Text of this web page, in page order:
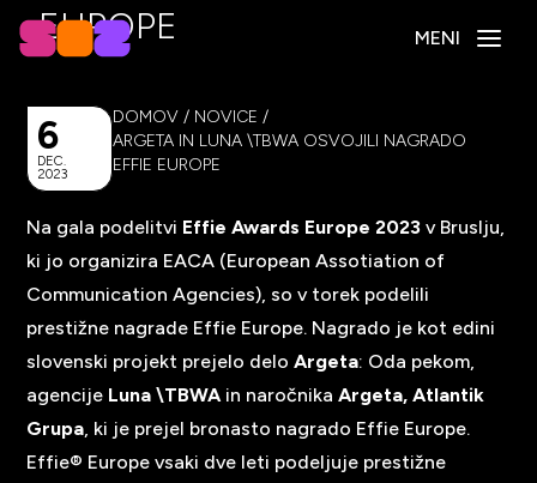
MENI
EUROPE
6
DEC.
2023
DOMOV / NOVICE /
ARGETA IN LUNA \TBWA OSVOJILI NAGRADO
EFFIE EUROPE
Na gala podelitvi Effie Awards Europe 2023 v Bruslju,
ki jo organizira EACA (European Assotiation of
Communication Agencies), so v torek podelili
prestižne nagrade Effie Europe. Nagrado je kot edini
slovenski projekt prejelo deloArgeta: Oda pekom,
agencije Luna \TBWAin naročnikaArgeta, Atlantik
Grupa, ki je prejel bronasto nagrado Effie Europe.
Effie® Europe vsaki dve leti podeljuje prestižne